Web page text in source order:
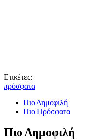
Ετικέτες:
πρόσφατα
Πιο Δημοφιλή
Πιο Πρόσφατα
Πιο Δημοφιλή